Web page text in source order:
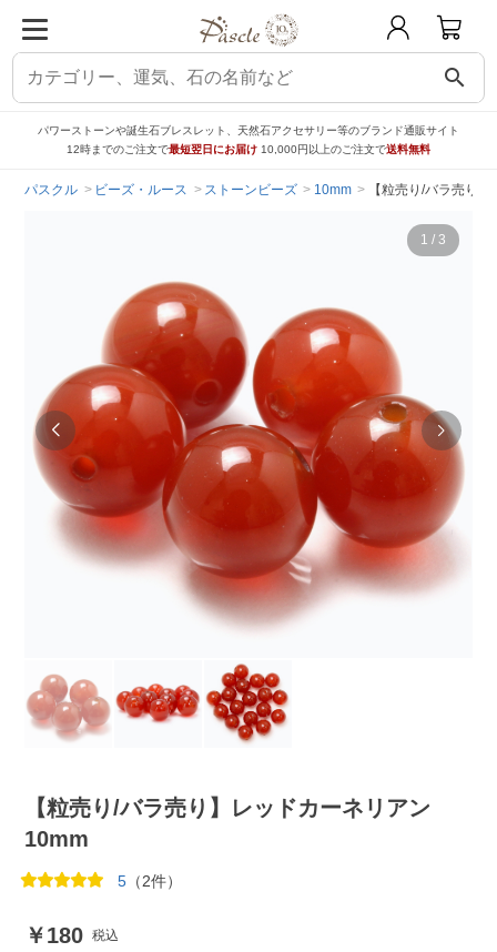
search
パワーストーンや誕生石ブレスレット、天然石アクセサリー等のブランド通販サイト
12時までのご注文で最短翌日にお届け 10,000円以上のご注文で送料無料
パスクル ビーズ・ルース ストーンビーズ 10mm 【粒売り/バラ売り
1 / 3
【粒売り/バラ売り】レッドカーネリアン
10mm
5 （2件）
180 税込